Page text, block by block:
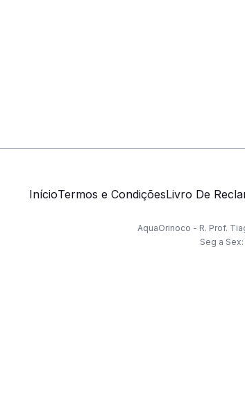
InícioTermos e CondiçõesLivro De
AquaOrinoco - R. Prof.
Seg a